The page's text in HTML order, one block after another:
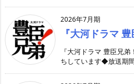
2026年7月期
『大河ドラマ 豊
『大河ドラマ 豊臣兄
ちしています◆放送期